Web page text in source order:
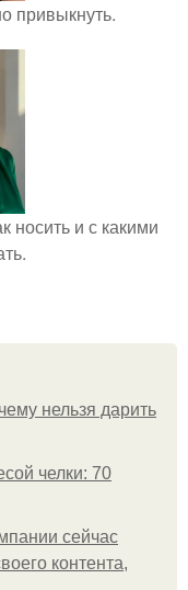
привыкнуть.
носить и с какими
нельзя дарить
челки: 70
сейчас
контента,